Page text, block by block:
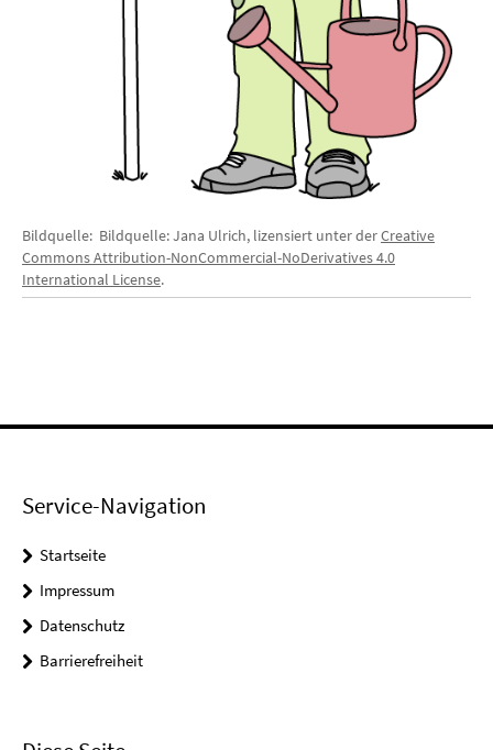
Bildquelle: Bildquelle: Jana Ulrich, lizensiert unter derCreative
Commons Attribution-NonCommercial-NoDerivatives 4.0
International License.
Service-Navigation
Startseite
Impressum
Datenschutz
Barrierefreiheit